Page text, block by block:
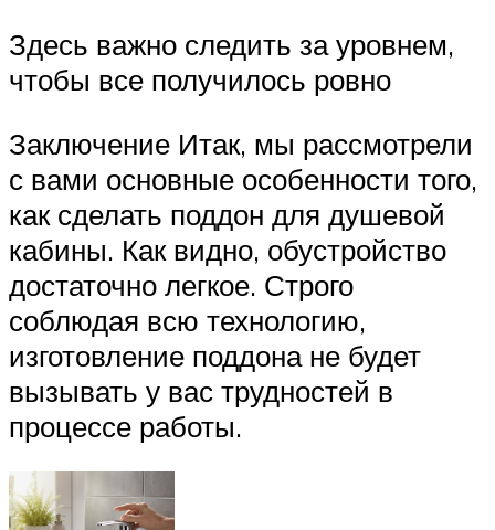
Здесь важно следить за уровнем,
чтобы все получилось ровно
Заключение Итак, мы рассмотрели
с вами основные особенности того,
как сделать поддон для душевой
кабины. Как видно, обустройство
достаточно легкое. Строго
соблюдая всю технологию,
изготовление поддона не будет
вызывать у вас трудностей в
процессе работы.